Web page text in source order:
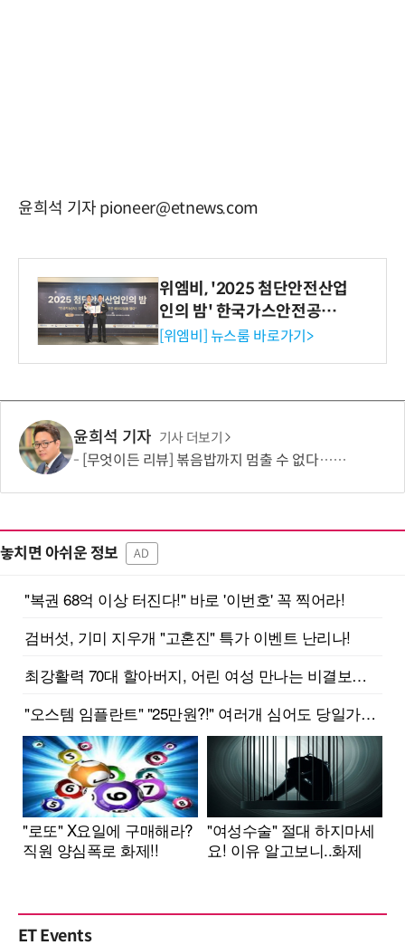
윤희석 기자 pioneer@etnews.com
위엠비, '2025 첨단안전산업
인의 밤' 한국가스안전공사
사장상 수상
[위엠비] 뉴스룸 바로가기>
윤희석 기자 기사 더보기
[무엇이든 리뷰] 볶음밥까지 멈출 수 없다…하림 '별미요리 닭갈비' 한 끼 실험
놓치면 아쉬운 정보 AD
ET Events